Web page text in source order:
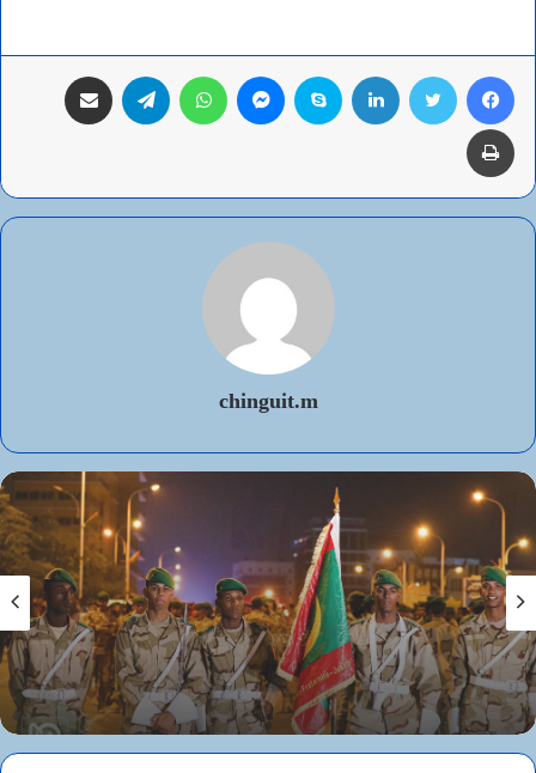
فيسبوك تويتر لينكدإن سكايب ماسنجر واتساب تيلقرام
طباعة
chinguit.m
الأخبار
منذ 9 ساعات
الأخبار
منذ 9 ساعات
الأركان العامة للجيوش تعلن عن اكتتاب مباشر
لطلبة ضباط عاملين (2026-2027)